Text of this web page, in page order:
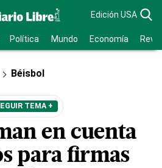
Edición USA
Política Mundo Economía
Béisbol
TEMA +
en cuenta
para firmas